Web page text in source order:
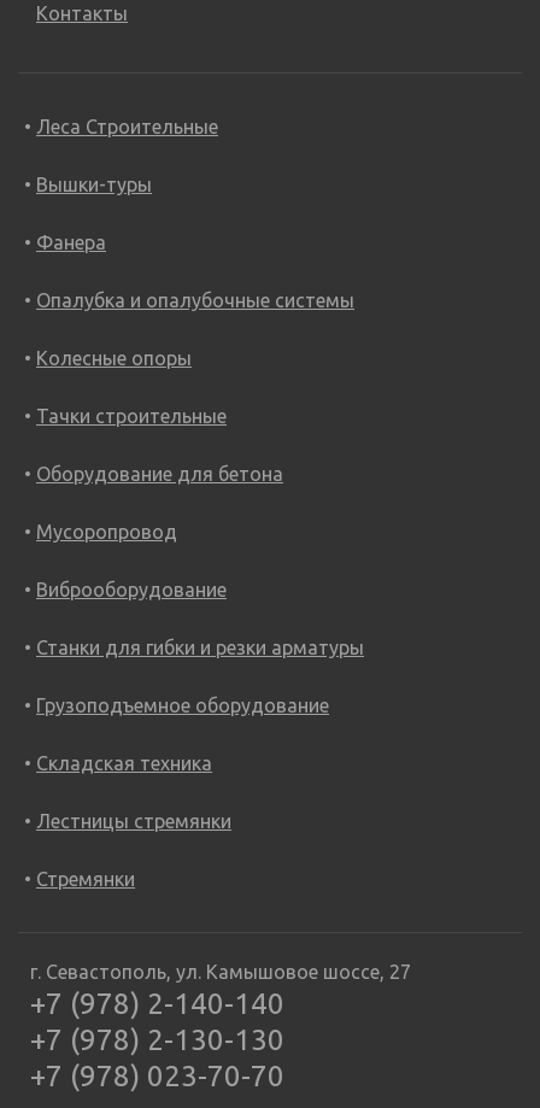
Контакты
Леса Строительные
Вышки-туры
Фанера
Опалубка и опалубочные системы
Колесные опоры
Тачки строительные
Оборудование для бетона
Мусоропровод
Виброоборудование
Станки для гибки и резки арматуры
Грузоподъемное оборудование
Складская техника
Лестницы стремянки
Стремянки
г. Севастополь, ул. Камышовое шоссе, 27
+7 (978) 2-140-140
+7 (978) 2-130-130
+7 (978) 023-70-70